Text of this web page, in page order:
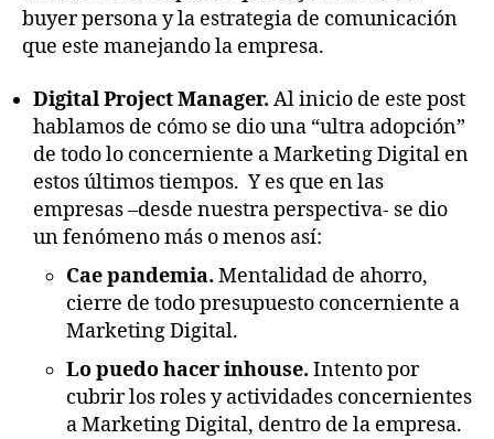
buyer persona y la estrategia de comunicación
que este manejando la empresa.
Digital Project Manager. Al inicio de este post
hablamos de cómo se dio una “ultra adopción”
de todo lo concerniente a Marketing Digital en
estos últimos tiempos. Y es que en las
empresas –desde nuestra perspectiva- se dio
un fenómeno más o menos así:
Cae pandemia. Mentalidad de ahorro,
cierre de todo presupuesto concerniente a
Marketing Digital.
Lo puedo hacer inhouse. Intento por
cubrir los roles y actividades concernientes
a Marketing Digital, dentro de la empresa.